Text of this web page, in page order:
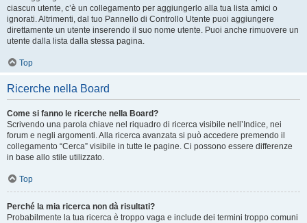
ciascun utente, c’è un collegamento per aggiungerlo alla tua lista amici o
ignorati. Altrimenti, dal tuo Pannello di Controllo Utente puoi aggiungere
direttamente un utente inserendo il suo nome utente. Puoi anche rimuovere un
utente dalla lista dalla stessa pagina.
Top
Ricerche nella Board
Come si fanno le ricerche nella Board?
Scrivendo una parola chiave nel riquadro di ricerca visibile nell’Indice, nei
forum e negli argomenti. Alla ricerca avanzata si può accedere premendo il
collegamento “Cerca” visibile in tutte le pagine. Ci possono essere differenze
in base allo stile utilizzato.
Top
Perché la mia ricerca non dà risultati?
Probabilmente la tua ricerca è troppo vaga e include dei termini troppo comuni